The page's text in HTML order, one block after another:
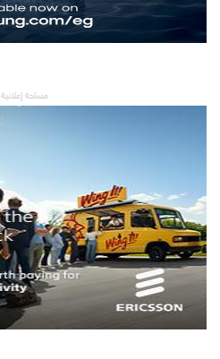
مساحة إعلانية